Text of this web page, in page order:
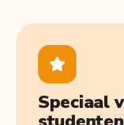
Speciaal